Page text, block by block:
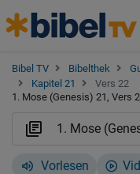
Bibel TV Bibelthek
Kapitel 21
Vers 22
1. Mose (Genesis) 21, Vers
Vorlesen